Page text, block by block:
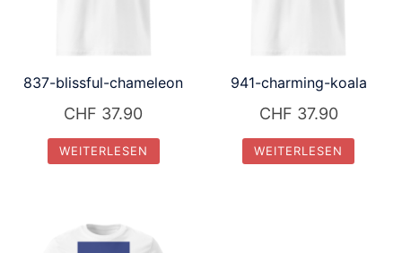
837-blissful-chameleon
CHF 37.90
WEITERLESEN
941-charming-koala
CHF 37.90
WEITERLESEN